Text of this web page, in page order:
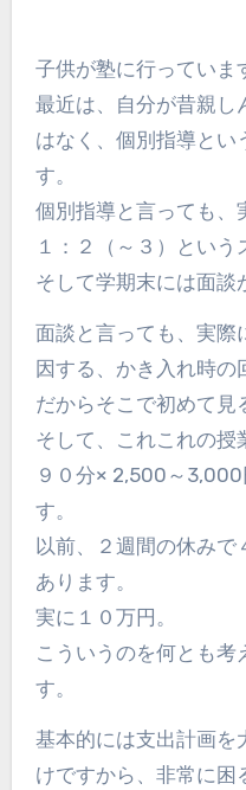
子供が塾に行っていま
最近は、自分が昔親し
はなく、個別指導とい
す。
個別指導と言っても、
１：２（～３）という
そして学期末には面談
面談と言っても、実際
因する、かき入れ時の
だからそこで初めて見
そして、これこれの授
９０分× 2,500～
す。
以前、２週間の休みで
あります。
実に１０万円。
こういうのを何とも
す。
基本的には支出計画を
けですから、非常に困